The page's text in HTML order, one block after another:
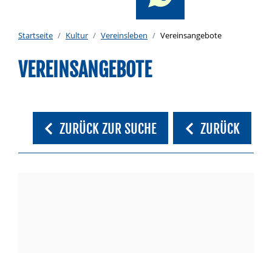
Startseite Kultur Vereinsleben Vereinsangebote
VEREINSANGEBOTE
ZURÜCK ZUR SUCHE ZURÜCK